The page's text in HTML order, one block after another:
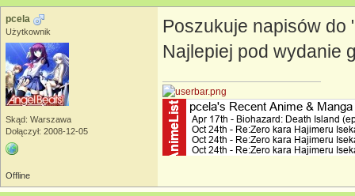
pcela
Użytkownik
Skąd: Warszawa
Dołączył: 2008-12-05
Poszukuje napisów do
Najlepiej pod wydanie
Offline